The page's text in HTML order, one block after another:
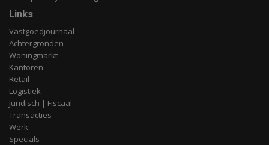
Links
Vastgoedjournaal
Achtergronden
Woningmarkt
Kantoren
Retail
Logistiek
Juridisch | Fiscaal
Transacties
Werk
Specials